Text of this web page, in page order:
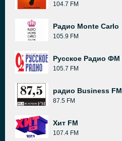
104.7 FM
Радио Monte Carlo
105.9 FM
Русское Радио ФМ
105.7 FM
радио Business FM
87.5 FM
Хит FM
107.4 FM